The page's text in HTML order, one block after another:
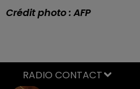
Crédit photo : AFP